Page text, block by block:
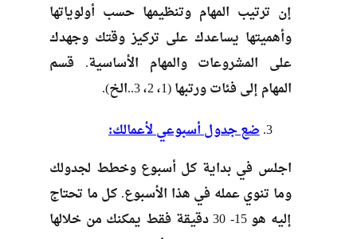
إن ترتيب المهام وتنظيمها حسب أولوياتها
وأهميتها يساعدك على تركيز وقتك وجهدك
على المشروعات والمهام الأساسية. قسم
المهام إلى فئات ورتبها (1، 2، 3..الخ).
ضع جدول أسبوعي لأعمالك:
اجلس في بداية كل أسبوع وخطط لجدولك
وما تنوي عمله في هذا الأسبوع. كل ما تحتاج
إليه هو 15- 30 دقيقة فقط يمكنك من خلالها